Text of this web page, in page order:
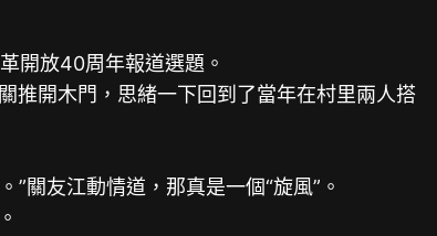
開放40周年報道選題。
開木門，思緒一下回到了當年在村里兩人搭
關友江動情道，那真是一個“旋風”。